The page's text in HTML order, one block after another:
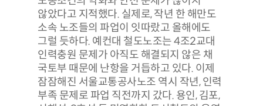
않았다고 지적했다. 실제로, 작년 한 해만도
소속 노조들의 파업이 잇따랐고 올해에도
그럴 듯하다. 예컨대 철도노조는 4조2교대
인력충원 문제가 아직도 해결되지 않은 채
국토부 때문에 난항을 거듭하고 있다. 이제
잠잠해진 서울교통공사노조 역시 작년, 인력
부족 문제로 파업 직전까지 갔다. 용인, 김포,